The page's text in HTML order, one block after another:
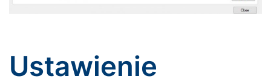
Ustawienie